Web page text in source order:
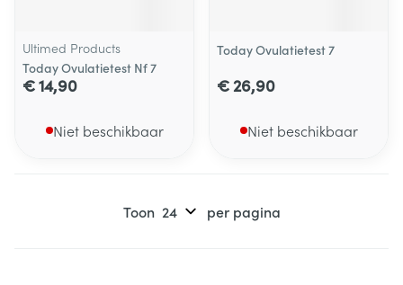
Ultimed Products
Today Ovulatietest Nf 7
€ 14,90
Niet beschikbaar
Today Ovulatietest 7
€ 26,90
Niet beschikbaar
Toon per pagina